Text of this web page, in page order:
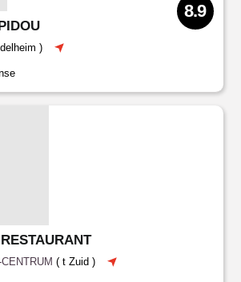
)
8.9
(t Zuid )